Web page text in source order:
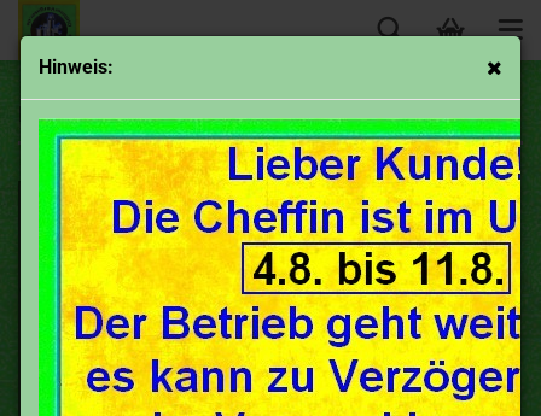
Hinweis:
Horex Teile-neu im Programm